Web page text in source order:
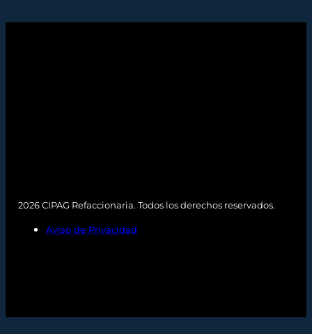
2026 CIPAG Refaccionaria. Todos los derechos reservados.
Aviso de Privacidad